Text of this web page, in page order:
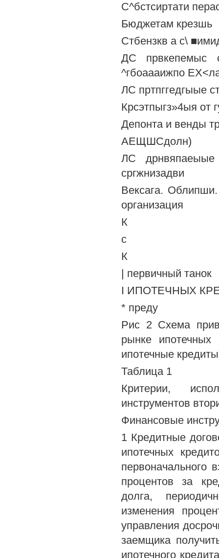
С^бстсиртати
Бюджетам крезшь
Стбензкв а с\
ДС првкепемыс
^гбоаааижпо
ЛС пртпггедгыые
Крсэтпыгз»4ыя от
Депонта и венды
АЕЩШСдолн)
ЛС дрнвяпаеыые
сргжнизадви
Вексага.
организация
К
с
К
| первичный танок
I ИПОТЕЧНЫХ
* преду
Рис 2 Схема
рынке
ипотечные
Таблица 1
Критерии,
инструментов
Финансовые
1 Кредитные
ипотечных
первоначального
процентов за
долга,
изменения
управления
заемщика
ипотечного